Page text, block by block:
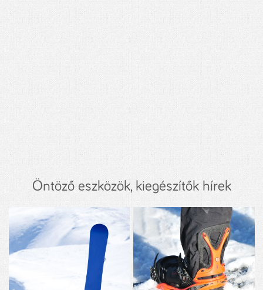
Öntöző eszközök, kiegészítők hírek